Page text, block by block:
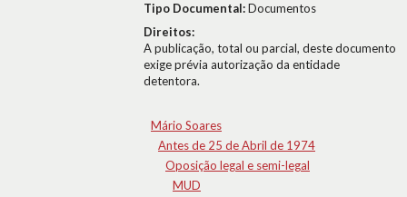
Tipo Documental:Documentos
Direitos:
A publicação, total ou parcial, deste documento
exige prévia autorização da entidade
detentora.
Mário Soares
Antes de 25 de Abril de 1974
Oposição legal e semi-legal
MUD